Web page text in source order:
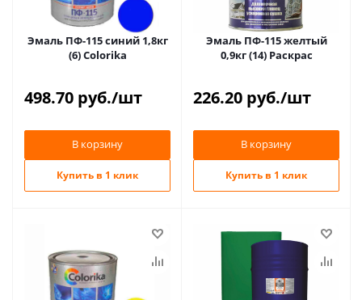
Эмаль ПФ-115 синий 1,8кг
(6) Colorika
498.70 руб./шт
В корзину
Купить в 1 клик
Эмаль ПФ-115 желтый
0,9кг (14) Раскрас
226.20 руб./шт
В корзину
Купить в 1 клик